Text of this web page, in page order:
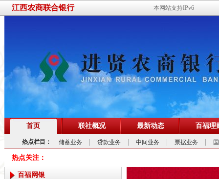
江西农商联合银行 本网站支持IPv6
首页
热点栏目： 储蓄业务 贷款业务 中间业务 票据业务
联社概况 最新动态 百福理
热点关注：
百福网银